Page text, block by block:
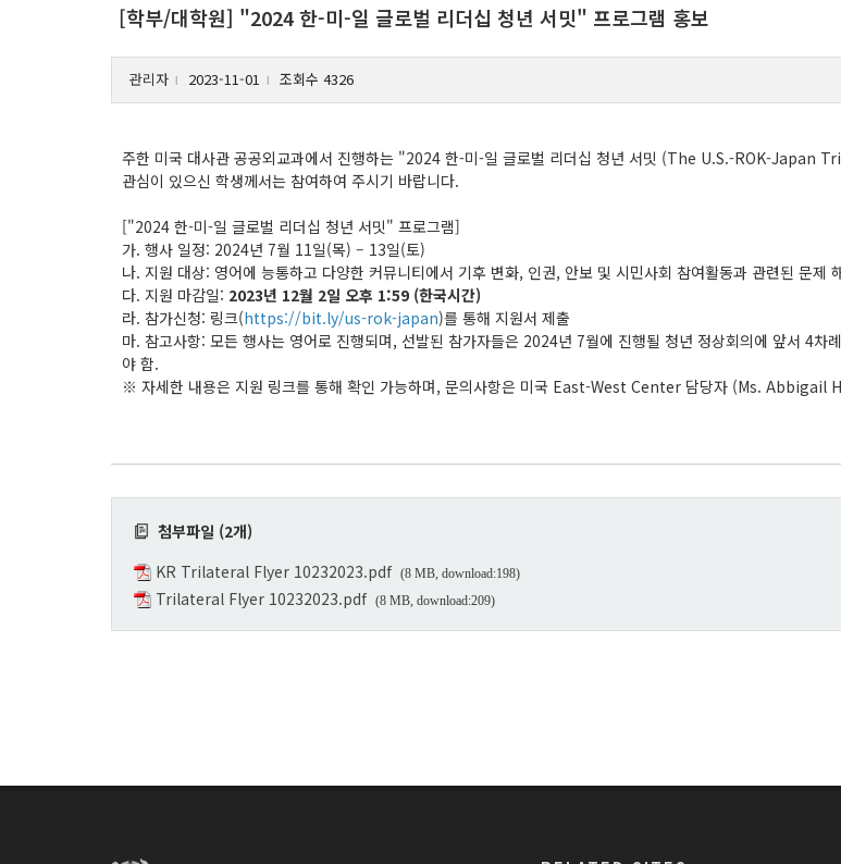
[학부/대학원] "2024 한-미-일 글로벌 리더십 청년 서밋" 프로그램 홍보
관리자 l 2023-11-01 l 조회수 4326
주한 미국 대사관 공공외교과에서 진행하는 "2024 한-미-일 글로벌 리더십 청년 서밋 (The U.S.-ROK-
관심이 있으신 학생께서는 참여하여 주시기 바랍니다.
["2024 한-미-일 글로벌 리더십 청년 서밋" 프로그램]
가. 행사 일정: 2024년 7월 11일(목) – 13일(토)
나. 지원 대상: 영어에 능통하고 다양한 커뮤니티에서 기후 변화, 인권, 안보 및 시민사회 참여활동과 관련된 문제
다. 지원 마감일: 2023년 12월 2일 오후 1:59 (한국시간)
라. 참가신청: 링크(https://bit.ly/us-rok-japan)를 통해 지원서 제출
마. 참고사항: 모든 행사는 영어로 진행되며, 선발된 참가자들은 2024년 7월에 진행될 청년 정상회의에 앞서 4
야 함.
※ 자세한 내용은 지원 링크를 통해 확인 가능하며, 문의사항은 미국 East-West Center 담당자 (Ms.
첨부파일 (2개)
KR Trilateral Flyer 10232023.pdf (8 MB, download:198)
Trilateral Flyer 10232023.pdf (8 MB, download:209)